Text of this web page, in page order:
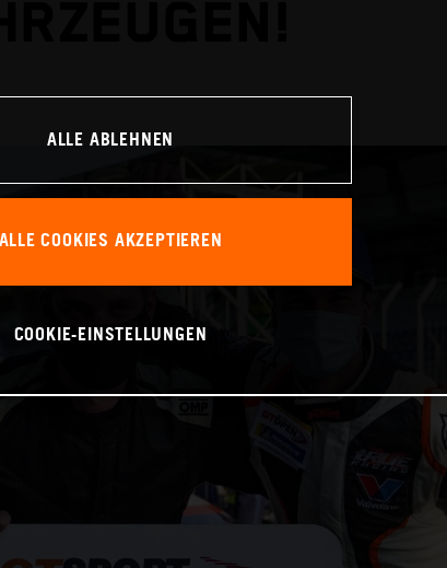
ALLE ABLEHNEN
ALLE COOKIES AKZEPTIEREN
COOKIE-EINSTELLUNGEN